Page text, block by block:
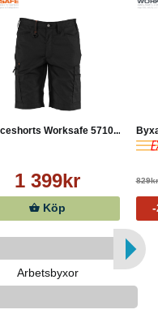
blekmedel
Worksafe 5710...
1 399kr
Köp
829kr
-
Arbetsbyxor